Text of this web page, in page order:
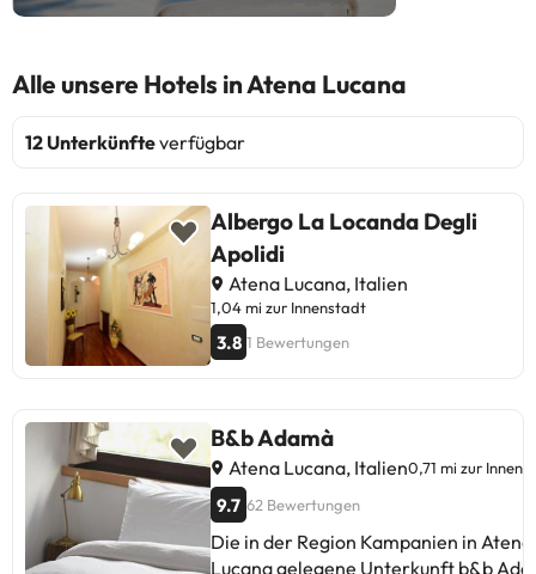
Alle unsere Hotels in Atena Lucana
12 Unterkünfteverfügbar
Albergo La Locanda Degli
Apolidi
Atena Lucana, Italien
1,04 mi zur Innenstadt
3.8 1 Bewertungen
B&b Adamà
Atena Lucana, Italien0,71 mi zur
9.7 62 Bewertungen
Die in der Region Kampanien in Atena
Lucana gelegene Unterkunft b&b